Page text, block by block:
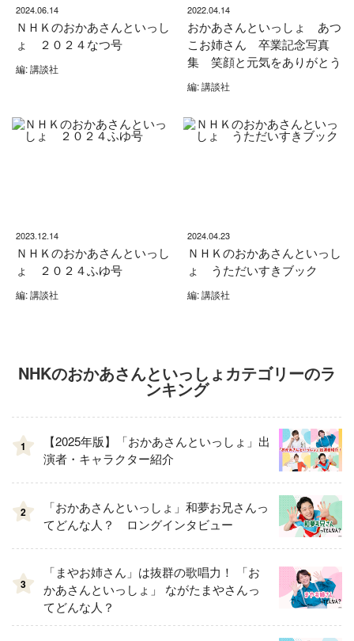
2024.06.14
ＮＨＫのおかあさんといっし
ょ ２０２４なつ号
編: 講談社
2022.04.14
おかあさんといっしょ あつ
こお姉さん 卒業記念写真
集 笑顔と元気をありがとう
編: 講談社
2023.12.14
ＮＨＫのおかあさんといっし
ょ ２０２４ふゆ号
編: 講談社
2024.04.23
ＮＨＫのおかあさんといっし
ょ うただいすきブック
編: 講談社
NHKのおかあさんといっしょカテゴリーのラ
ンキング
1
【2025年版】「おかあさんといっしょ」出
演者・キャラクター紹介
2
「おかあさんといっしょ」和夢お兄さんっ
てどんな人？ ロングインタビュー
3
「まやお姉さん」は抜群の歌唱力！ 「お
かあさんといっしょ」 ながたまやさんっ
てどんな人？